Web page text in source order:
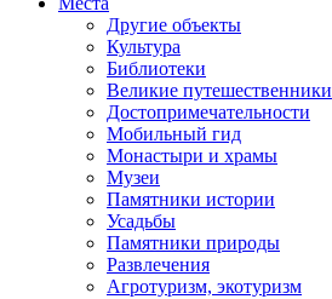
Другие объекты
Культура
Библиотеки
Великие путешественники
Достопримечательности
Мобильный гид
Монастыри и храмы
Музеи
Памятники истории
Усадьбы
Памятники природы
Развлечения
Агротуризм, экотуризм